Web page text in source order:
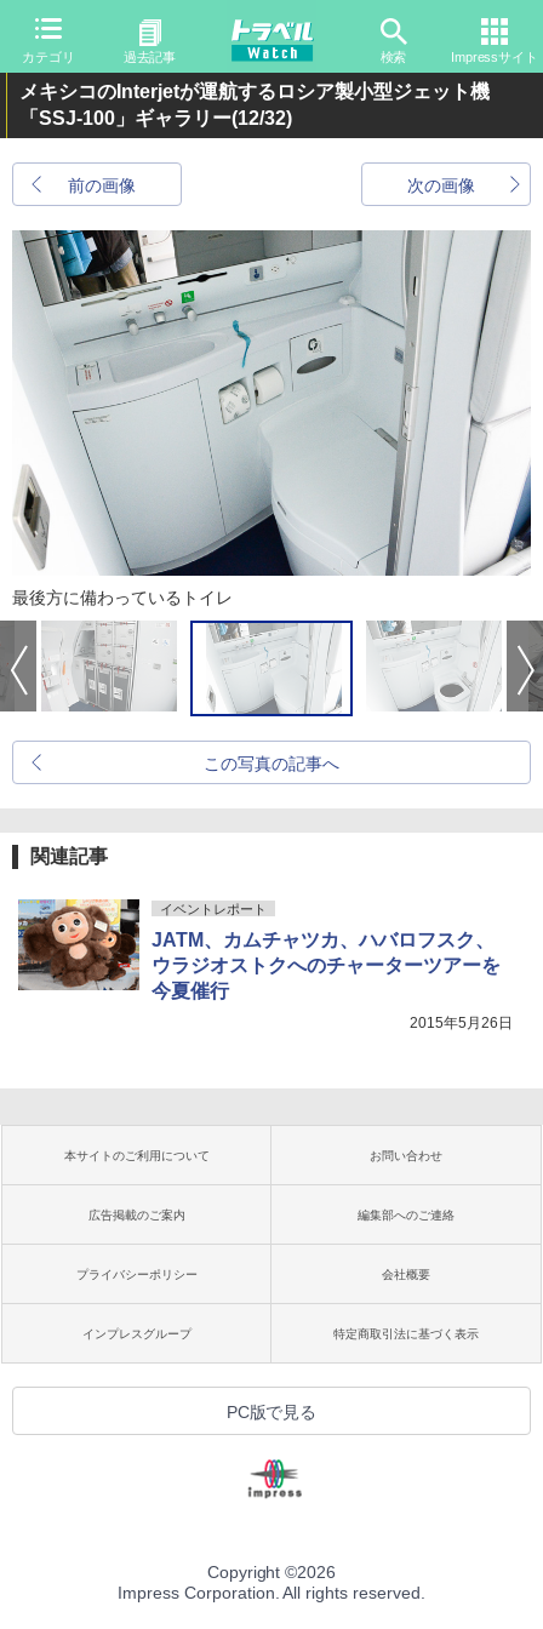
カテゴリ 過去記事 検索 Impressサイト
メキシコのInterjetが運航するロシア製小型ジェット機
「SSJ-100」ギャラリー(12/32)
前の画像 次の画像
最後方に備わっているトイレ
この写真の記事へ
関連記事
イベントレポート
JATM、カムチャツカ、ハバロフスク、
ウラジオストクへのチャーターツアーを
今夏催行
2015年5月26日
本サイトのご利用について お問い合わせ
広告掲載のご案内 編集部へのご連絡
プライバシーポリシー 会社概要
インプレスグループ 特定商取引法に基づく表示
PC版で見る
Copyright ©2026
Impress Corporation. All rights reserved.